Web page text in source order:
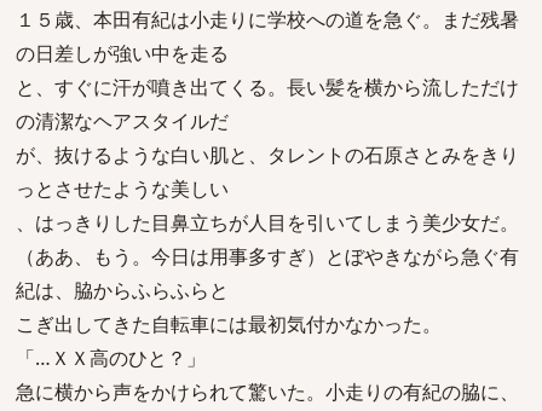
１５歳、本田有紀は小走りに学校への道を急ぐ。まだ残暑
の日差しが強い中を走る
と、すぐに汗が噴き出てくる。長い髪を横から流しただけ
の清潔なヘアスタイルだ
が、抜けるような白い肌と、タレントの石原さとみをきり
っとさせたような美しい
、はっきりした目鼻立ちが人目を引いてしまう美少女だ。
（ああ、もう。今日は用事多すぎ）とぼやきながら急ぐ有
紀は、脇からふらふらと
こぎ出してきた自転車には最初気付かなかった。
「…ＸＸ高のひと？」
急に横から声をかけられて驚いた。小走りの有紀の脇に、